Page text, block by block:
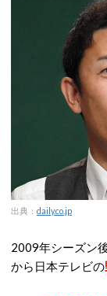
出典： daily.co.jp
2009年シーズン
から日本テレビの